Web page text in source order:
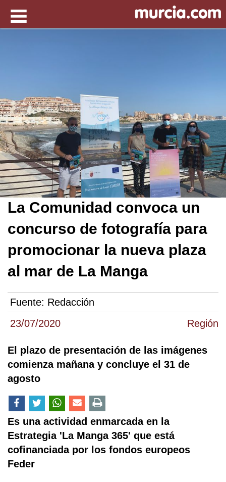
23/07/2020 Región
La Comunidad convoca un
concurso de fotografía para
promocionar la nueva plaza
al mar de La Manga
Fuente: Redacción
El plazo de presentación de las imágenes
comienza mañana y concluye el 31 de
agosto
Es una actividad enmarcada en la
Estrategia 'La Manga 365' que está
cofinanciada por los fondos europeos
Feder